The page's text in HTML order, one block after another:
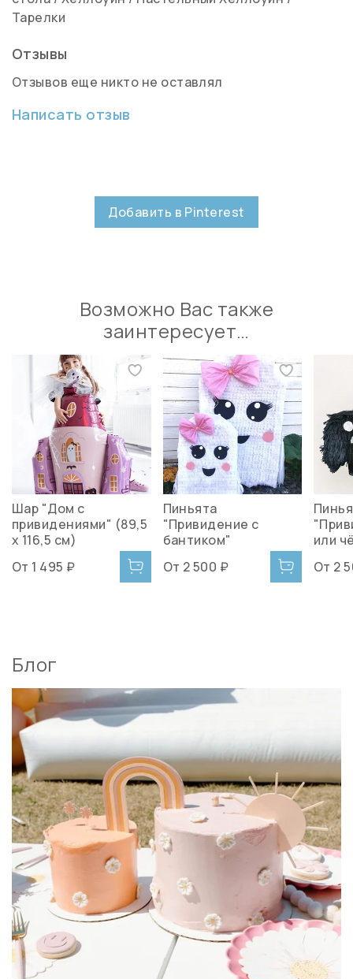
Тарелки
Отзывы
Отзывов еще никто не оставлял
Написать отзыв
Добавить в Pinterest
Возможно Вас также
заинтересует…
Шар "Дом с
привидениями" (89,5
х 116,5 см)
От 1 495 ₽
Пиньята
"Привидение с
бантиком"
От 2 500 ₽
или
От 2
Блог